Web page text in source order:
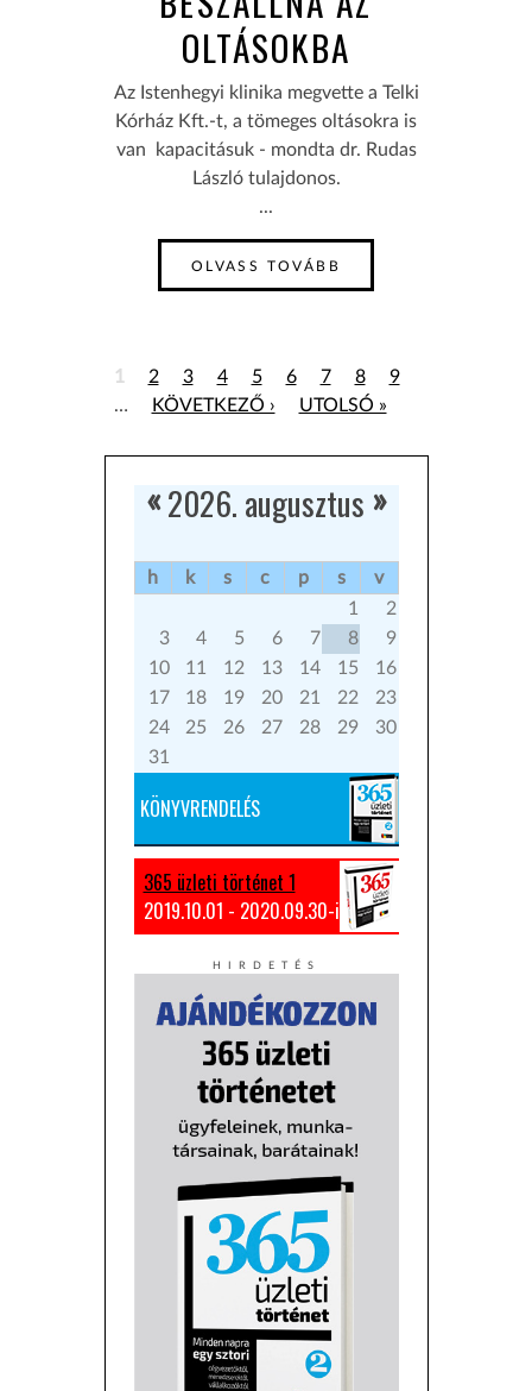
OLTÁSOKBA
Az Istenhegyi klinika megvette a Telki
Kórház Kft.-t, a tömeges oltásokra is
van kapacitásuk - mondta dr. Rudas
László tulajdonos.
...
OLVASS TOVÁBB
1 2 3 4 5 6 7 8
9
…
KÖVETKEZŐ › UTOLSÓ »
2026. augusztus
« »
h k s c p s
v
1
2
3
4 5 6 7 8
9
10
11 12 13 14 15
16
17
18 19 20 21 22
23
24
25 26 27 28 29
30
31
KÖNYVRENDELÉS
365 üzleti történet 1
2019.10.01 - 2020.09.30-ig